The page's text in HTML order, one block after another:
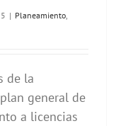
| Planeamiento
de la
general de
a licencias